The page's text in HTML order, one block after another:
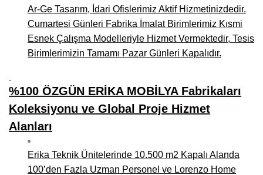
Ar-Ge Tasarım, İdari Ofislerimiz Aktif Hizmetinizdedir.
Cumartesi Günleri Fabrika İmalat Birimlerimiz Kısmi
Esnek Çalışma Modelleriyle Hizmet Vermektedir, Tesis
Birimlerimizin Tamamı Pazar Günleri Kapalıdır.
%100 ÖZGÜN ERİKA MOBİLYA Fabrikaları
Koleksiyonu ve Global Proje Hizmet
Alanları
Erika Teknik Ünitelerinde 10.500 m2 Kapalı Alanda
100’den Fazla Uzman Personel ve Lorenzo Home